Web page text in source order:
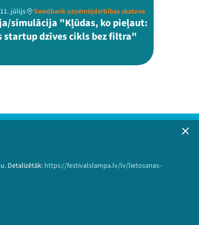
Detalizētāk: https://festivalslampa.lv/lv/lietosanas-
jūlijs Swedbank uzņēmējdarbības skatuve
simulācija "Kļūdas, ko pieļaut:
startup dzīves cikls bez filtra"
Pieteikties